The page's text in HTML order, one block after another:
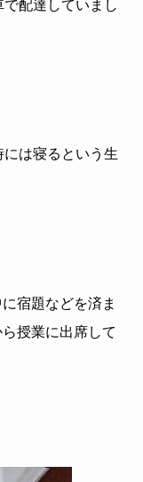
配達していまし
には寝るという生
宿題などを済ま
授業に出席して